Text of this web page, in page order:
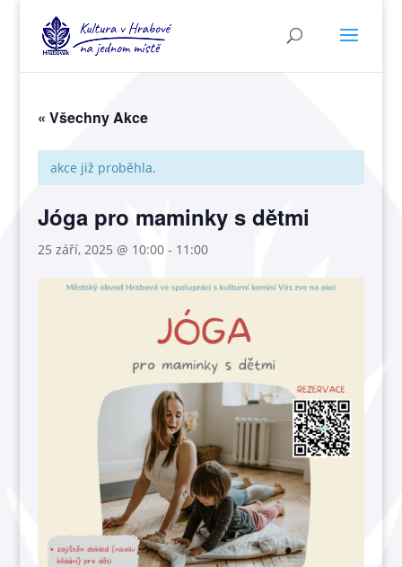
« Všechny Akce
akce již proběhla.
Jóga pro maminky s dětmi
25 září, 2025 @ 10:00 - 11:00